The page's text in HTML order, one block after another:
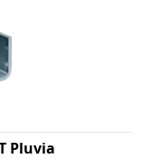
Pluvia